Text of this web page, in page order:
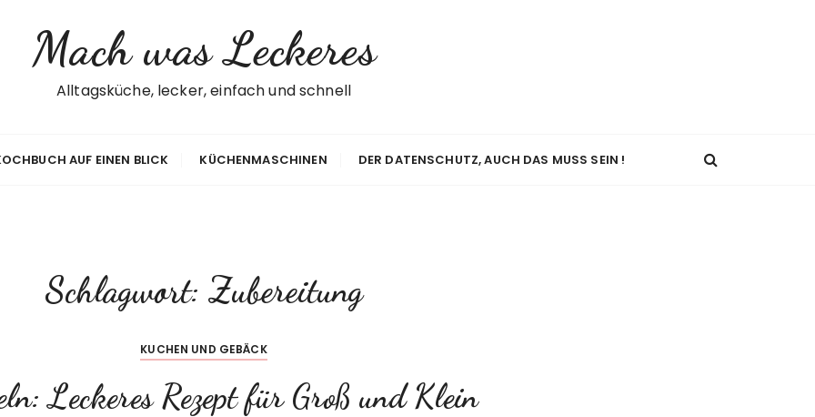
Mach was Leckeres
Alltagsküche, lecker, einfach und schnell
AUF EINEN BLICK KÜCHENMASCHINEN DER DATENSCHUTZ, AUCH DAS MUSS SEIN !
Schlagwort: Zubereitung
KUCHEN UND GEBÄCK
Leckeres Rezept für Groß und Klein